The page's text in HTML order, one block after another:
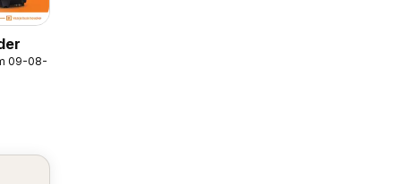
09-08-2026